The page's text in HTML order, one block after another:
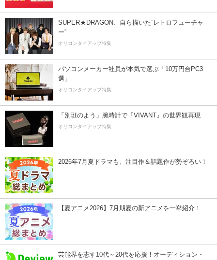
SUPER★DRAGON、自ら描いた”レトロフューチャ
ー”
オリコンタイアップ特集
パソコンメーカー社員が本気で選ぶ「10万円台PC3
選」
オリコンタイアップ特集
「別班のよう」腕時計で『VIVANT』の世界観再現
オリコンタイアップ特集
2026年7月夏ドラマも、注目作＆話題作が勢ぞろい！
【夏アニメ2026】7月期夏の新アニメを一挙紹介！
芸能界を志す10代～20代を応援！オーディション・